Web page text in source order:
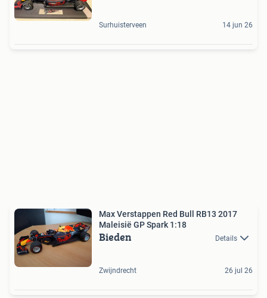
Surhuisterveen 14 jun 26
Max Verstappen Red Bull RB13 2017
Maleisië GP Spark 1:18
Bieden Details
Zwijndrecht 26 jul 26